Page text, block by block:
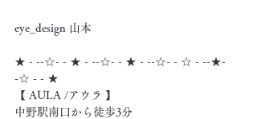
eye_design 山本
★ - --☆- - ★ - --☆- - ★ - --☆- - ☆ - --★-
-☆ - - ★
【 AULA /アウラ 】
中野駅南口から徒歩3分